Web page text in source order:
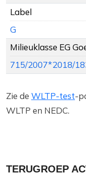
Label
G
Milieuklasse EG
715/2007*2018/
Zie de WLTP-test-
WLTP en NEDC.
TERUGROEP